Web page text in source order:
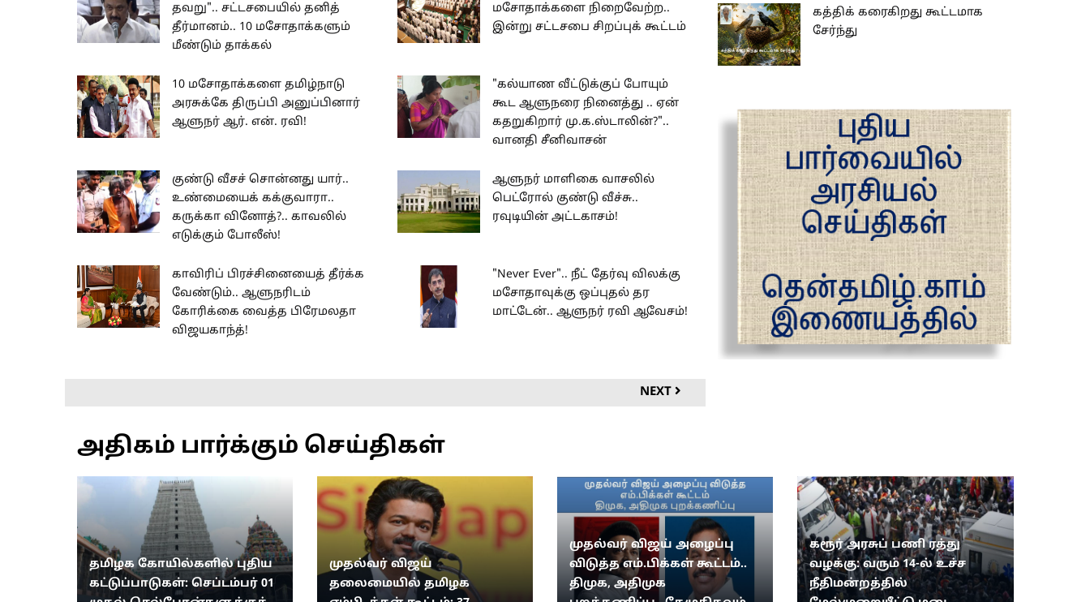
தவறு".. சட்டசபையில் தனித்
தீர்மானம்.. 10 மசோதாக்களும்
மீண்டும் தாக்கல்
மசோதாக்களை நிறைவேற்ற..
இன்று சட்டசபை சிறப்புக் கூட்டம்
10 மசோதாக்களை தமிழ்நாடு
அரசுக்கே திருப்பி அனுப்பினார்
ஆளுநர் ஆர். என். ரவி!
"கல்யாண வீட்டுக்குப் போயும்
கூட ஆளுநரை நினைத்து .. ஏன்
கதறுகிறார் மு.க.ஸ்டாலின்?"..
வானதி சீனிவாசன்
குண்டு வீசச் சொன்னது யார்..
உண்மையைக் கக்குவாரா..
கருக்கா வினோத்?.. காவலில்
எடுக்கும் போலீஸ்!
ஆளுநர் மாளிகை வாசலில்
பெட்ரோல் குண்டு வீச்சு..
ரவுடியின் அட்டகாசம்!
காவிரிப் பிரச்சினையைத் தீர்க்க
வேண்டும்.. ஆளுநரிடம்
கோரிக்கை வைத்த பிரேமலதா
விஜயகாந்த்!
"Never Ever".. நீட் தேர்வு விலக்கு
மசோதாவுக்கு ஒப்புதல் தர
மாட்டேன்.. ஆளுநர் ரவி ஆவேசம்!
NEXT
கத்திக் கரைகிறது கூட்டமாக
சேர்ந்து
அதிகம் பார்க்கும் செய்திகள்
தமிழக கோயில்களில் புதிய
கட்டுப்பாடுகள்: செப்டம்பர் 01
முதல்வர் விஜய்
தலைமையில் தமிழக
முதல்வர் விஜய் அழைப்பு
விடுத்த எம்.பிக்கள் கூட்டம்..
திமுக, அதிமுக
கரூர் அரசுப் பணி ரத்து
வழக்கு: வரும் 14-ல் உச்ச
நீதிமன்றத்தில்